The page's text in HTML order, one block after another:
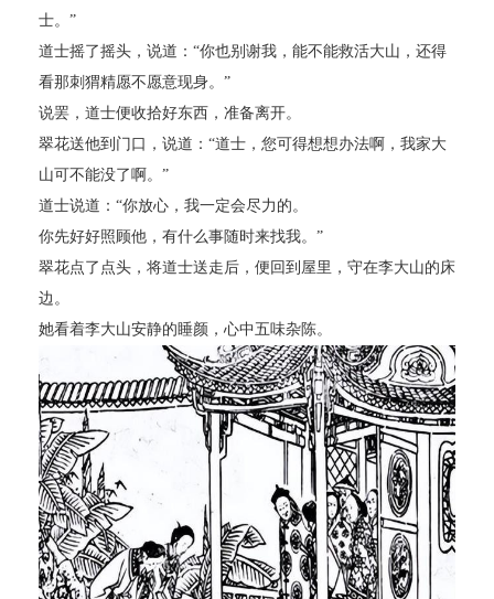
士。”
道士摇了摇头，说道：“你也别谢我，能不能救活大山，还得
看那刺猬精愿不愿意现身。”
说罢，道士便收拾好东西，准备离开。
翠花送他到门口，说道：“道士，您可得想想办法啊，我家大
山可不能没了啊。”
道士说道：“你放心，我一定会尽力的。
你先好好照顾他，有什么事随时来找我。”
翠花点了点头，将道士送走后，便回到屋里，守在李大山的床
边。
她看着李大山安静的睡颜，心中五味杂陈。